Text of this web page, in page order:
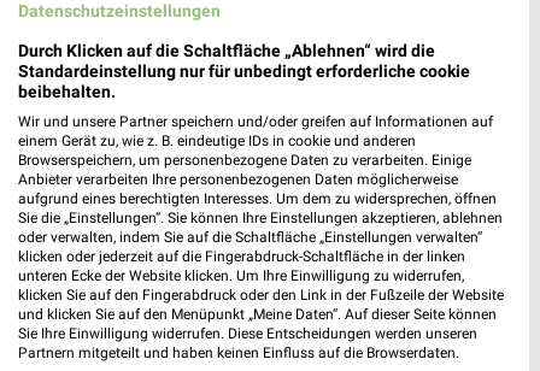
14,4 km
Mo-Mi Angebote ab 10.08.
Gültig bis Mi. 12.08.
0,3 km
Angebote ab 10.08.
Gültig bis Sa. 15.08.
Datenschutzeinstellungen
Durch Klicken auf die Schaltfläche „Ablehnen“ wird die
Standardeinstellung nur für unbedingt erforderliche cookie
beibehalten.
Wir und unsere Partner speichern und/oder greifen auf Informationen auf
einem Gerät zu, wie z. B. eindeutige IDs in cookie und anderen
Browserspeichern, um personenbezogene Daten zu verarbeiten. Einige
Anbieter verarbeiten Ihre personenbezogenen Daten möglicherweise
aufgrund eines berechtigten Interesses. Um dem zu widersprechen, öffnen
Sie die „Einstellungen“. Sie können Ihre Einstellungen akzeptieren, ablehnen
oder verwalten, indem Sie auf die Schaltfläche „Einstellungen verwalten“
klicken oder jederzeit auf die Fingerabdruck-Schaltfläche in der linken
unteren Ecke der Website klicken. Um Ihre Einwilligung zu widerrufen,
klicken Sie auf den Fingerabdruck oder den Link in der Fußzeile der Website
und klicken Sie auf den Menüpunkt „Meine Daten“. Auf dieser Seite können
Sie Ihre Einwilligung widerrufen. Diese Entscheidungen werden unseren
Partnern mitgeteilt und haben keinen Einfluss auf die Browserdaten.